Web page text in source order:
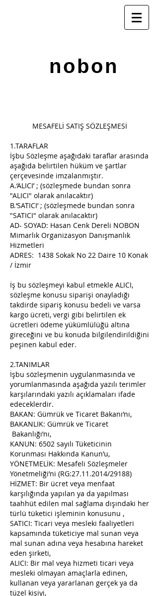
nobon
MESAFELİ SATIŞ SÖZLEŞMESİ
1.TARAFLAR
İşbu Sözleşme aşağıdaki taraflar arasında
aşağıda belirtilen hüküm ve şartlar
çerçevesinde imzalanmıştır.
A.‘ALICI’ ; (sözleşmede bundan sonra
"ALICI" olarak anılacaktır)
B.‘SATICI’ ; (sözleşmede bundan sonra
"SATICI" olarak anılacaktır)
AD- SOYAD: Hasan Cenk Dereli NOBON
Mimarlık Organizasyon Danışmanlık
Hizmetleri
ADRES: 1438 Sokak No 22 Daire 10 Konak
/ İzmir
İş bu sözleşmeyi kabul etmekle ALICI,
sözleşme konusu siparişi onayladığı
takdirde sipariş konusu bedeli ve varsa
kargo ücreti, vergi gibi belirtilen ek
ücretleri ödeme yükümlülüğü altına
gireceğini ve bu konuda bilgilendirildiğini
peşinen kabul eder.
2.TANIMLAR
İşbu sözleşmenin uygulanmasında ve
yorumlanmasında aşağıda yazılı terimler
karşılarındaki yazılı açıklamaları ifade
edeceklerdir.
BAKAN: Gümrük ve Ticaret Bakanı’nı,
BAKANLIK: Gümrük ve Ticaret
Bakanlığı’nı,
KANUN: 6502 sayılı Tüketicinin
Korunması Hakkında Kanun’u,
YÖNETMELİK: Mesafeli Sözleşmeler
Yönetmeliği’ni (RG:27.11.2014/29188)
HİZMET: Bir ücret veya menfaat
karşılığında yapılan ya da yapılması
taahhüt edilen mal sağlama dışındaki her
türlü tüketici işleminin konusunu ,
SATICI: Ticari veya mesleki faaliyetleri
kapsamında tüketiciye mal sunan veya
mal sunan adına veya hesabına hareket
eden şirketi,
ALICI: Bir mal veya hizmeti ticari veya
mesleki olmayan amaçlarla edinen,
kullanan veya yararlanan gerçek ya da
tüzel kişiyi,